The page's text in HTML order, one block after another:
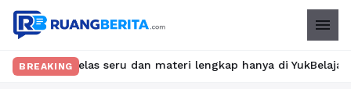
menu
BREAKING
kelas seru dan materi lengkap hanya di